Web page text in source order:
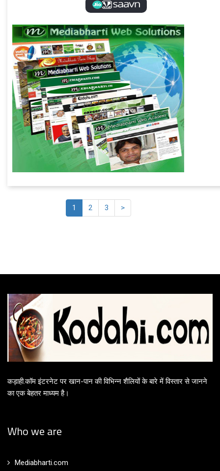
1 2 3 >
कड़ाही.कॉम इंटरनेट पर खान-पान की विभिन्न शैलियों के बारे में विस्तार से जानने
का एक बेहतर माध्यम है।
Who we are
Mediabharti.com